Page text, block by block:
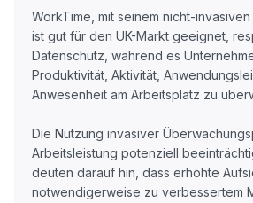
WorkTime, mit seinem nicht-
ist gut für den UK-Markt geeignet,
Datenschutz, während es
Produktivität, Aktivität,
Anwesenheit am Arbeitsplatz zu
Die Nutzung invasiver
Arbeitsleistung potenziell
deuten darauf hin, dass erhöhte
notwendigerweise zu verbessertem